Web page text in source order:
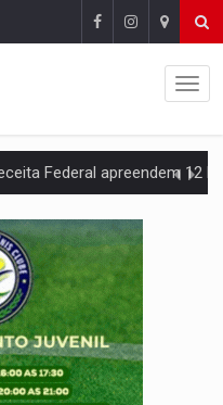
Membros do CV são presos com armas e drogas após
Espetáculo As Marias Somos Nós será
após furto de motocicleta em frente
completa 43 anos de emancipação com
boato sobre presença de plástico ou
residência e atacam casal de idosos